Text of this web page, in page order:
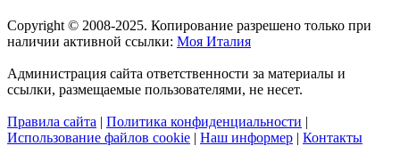
Copyright © 2008-2025. Копирование разрешено только при
наличии активной ссылки: Моя Италия
Администрация сайта ответственности за материалы и
ссылки, размещаемые пользователями, не несет.
Правила сайта | Политика конфиденциальности |
Использование файлов cookie | Наш информер | Контакты